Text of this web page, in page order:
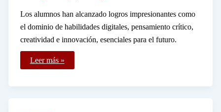
Los alumnos han alcanzado logros impresionantes como
el dominio de habilidades digitales, pensamiento crítico,
creatividad e innovación, esenciales para el futuro.
Qué
logros
Leer más »